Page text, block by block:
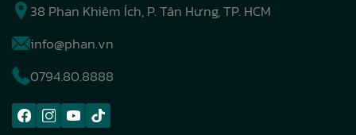
38 Phan Khiêm Ích, P. Tân Hưng, TP. HCM
info@phan.vn
0794.80.8888